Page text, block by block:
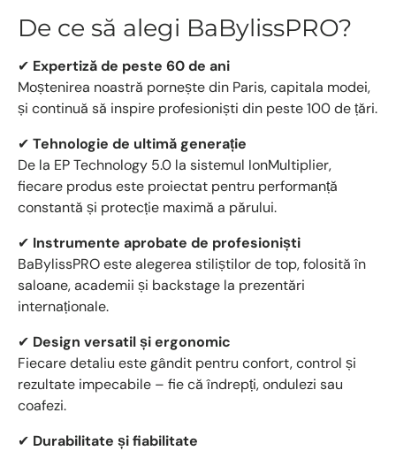
De ce să alegi BaBylissPRO?
✔ Expertiză de peste 60 de ani
Moștenirea noastră pornește din Paris, capitala modei,
și continuă să inspire profesioniști din peste 100 de țări.
✔ Tehnologie de ultimă generație
De la EP Technology 5.0 la sistemul IonMultiplier,
fiecare produs este proiectat pentru performanță
constantă și protecție maximă a părului.
✔ Instrumente aprobate de profesioniști
BaBylissPRO este alegerea stiliștilor de top, folosită în
saloane, academii și backstage la prezentări
internaționale.
✔ Design versatil și ergonomic
Fiecare detaliu este gândit pentru confort, control și
rezultate impecabile – fie că îndrepți, ondulezi sau
coafezi.
✔ Durabilitate și fiabilitate